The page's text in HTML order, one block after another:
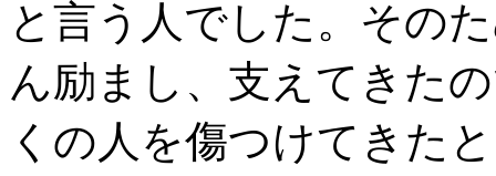
と言う人でした。その
ん励まし、支えてきた
くの人を傷つけてきた